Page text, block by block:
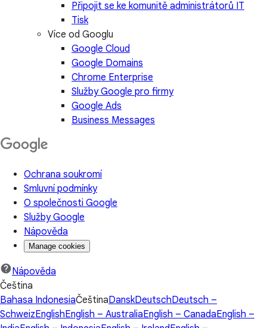
Připojit se ke komunitě administrátorů IT
Tisk
Více od Googlu
Google Cloud
Google Domains
Chrome Enterprise
Služby Google pro firmy
Google Ads
Business Messages
Ochrana soukromí
Smluvní podmínky
O společnosti Google
Služby Google
Nápověda
Manage cookies
Nápověda
Čeština
Bahasa IndonesiaČeštinaDanskDeutschDeutsch –
SchweizEnglishEnglish – AustraliaEnglish – CanadaEnglish –